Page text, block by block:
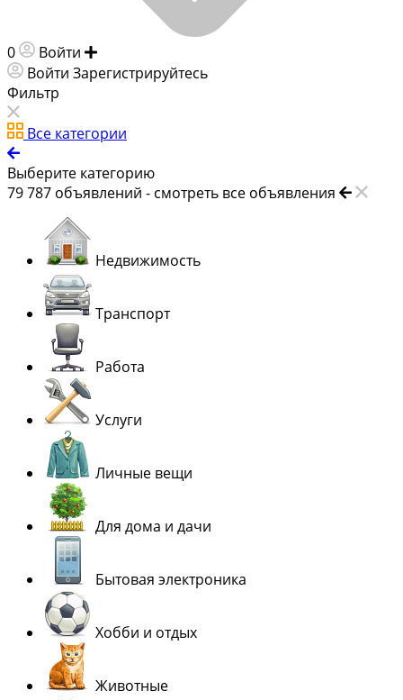
0 Войти
Войти Зарегистрируйтесь
Фильтр
Все категории
Выберите категорию
79 787 объявлений - смотреть все объявления
Недвижимость
Транспорт
Работа
Услуги
Личные вещи
Для дома и дачи
Бытовая электроника
Хобби и отдых
Животные